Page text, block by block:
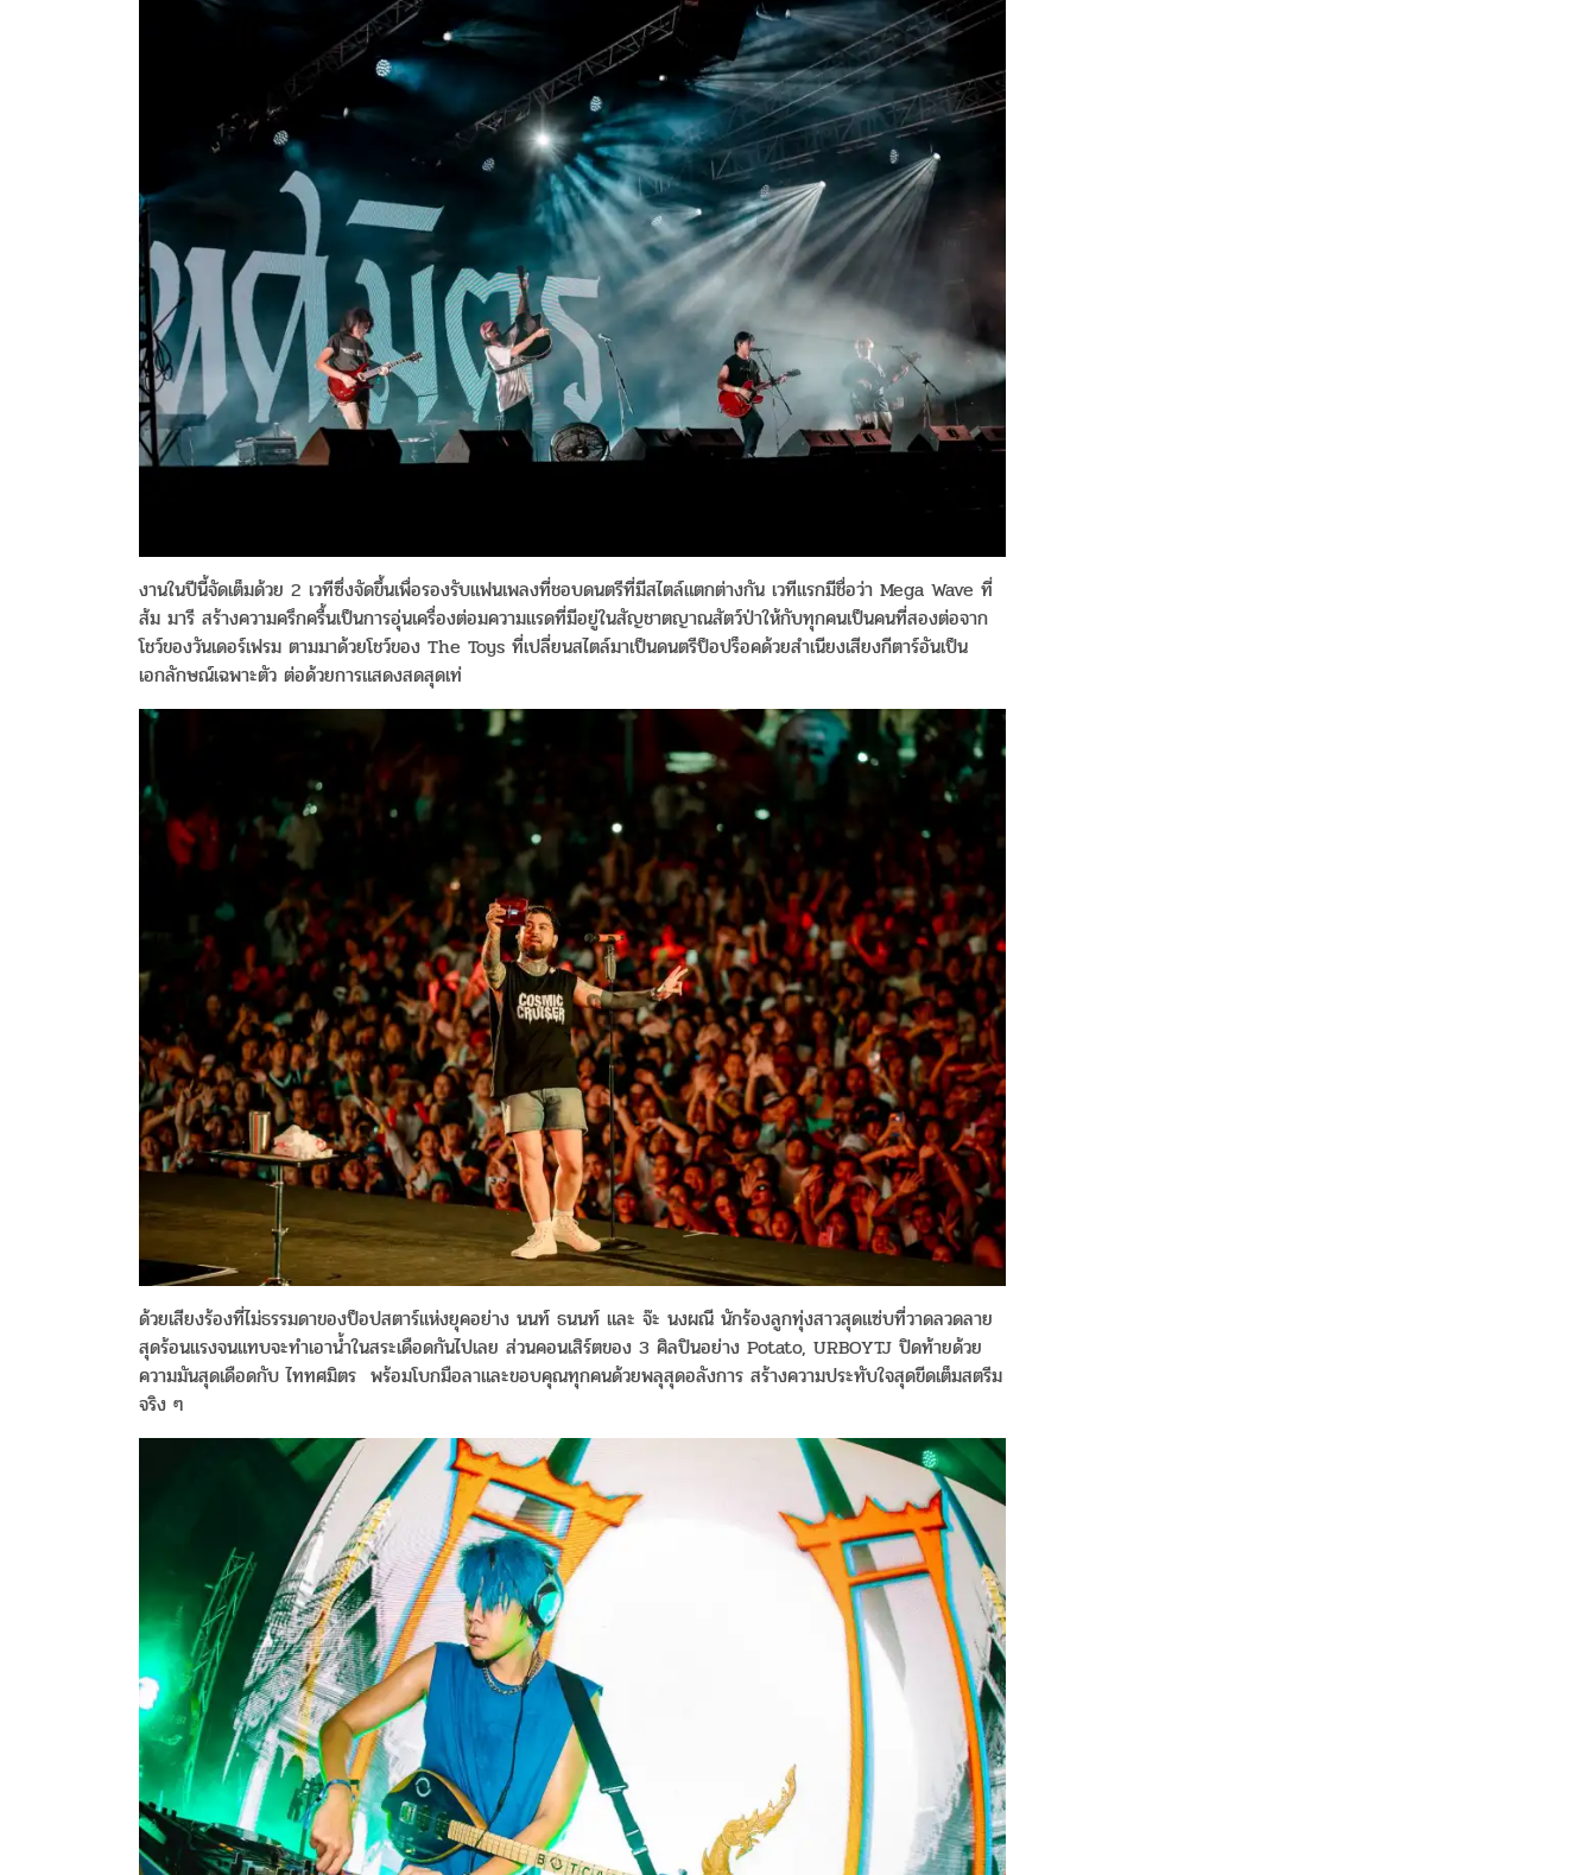
งานในปีนี้จัดเต็มด้วย 2 เวทีซึ่งจัดขึ้นเพื่อรองรับแฟนเพลงที่ชอบดนตรีที่มีสไตล์แตกต่างกัน เวทีแรกมีชื่อว่า Mega Wave ที่
ส้ม มารี สร้างความครึกครื้นเป็นการอุ่นเครื่องต่อมความแรดที่มีอยู่ในสัญชาตญาณสัตว์ป่าให้กับทุกคนเป็นคนที่สองต่อจาก
โชว์ของวันเดอร์เฟรม ตามมาด้วยโชว์ของ The Toys ที่เปลี่ยนสไตล์มาเป็นดนตรีป็อปร็อคด้วยสำเนียงเสียงกีตาร์อันเป็น
เอกลักษณ์เฉพาะตัว ต่อด้วยการแสดงสดสุดเท่
ด้วยเสียงร้องที่ไม่ธรรมดาของป็อปสตาร์แห่งยุคอย่าง นนท์ ธนนท์ และ จ๊ะ นงผณี นักร้องลูกทุ่งสาวสุดแซ่บที่วาดลวดลาย
สุดร้อนแรงจนแทบจะทำเอาน้ำในสระเดือดกันไปเลย ส่วนคอนเสิร์ตของ 3 ศิลปินอย่าง Potato, URBOYTJ ปิดท้ายด้วย
ความมันสุดเดือดกับ ไททศมิตร พร้อมโบกมือลาและขอบคุณทุกคนด้วยพลุสุดอลังการ สร้างความประทับใจสุดขีดเต็มสตรีม
จริง ๆ